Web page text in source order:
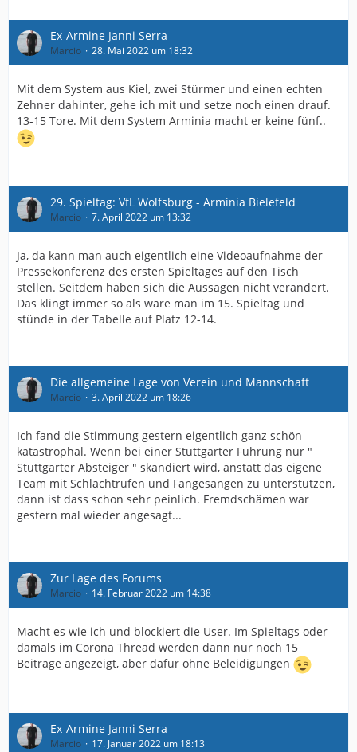
Ex-Armine Janni Serra
Marcio 28. Mai 2022 um 18:32
Mit dem System aus Kiel, zwei Stürmer und einen echten
Zehner dahinter, gehe ich mit und setze noch einen drauf.
13-15 Tore. Mit dem System Arminia macht er keine fünf..
29. Spieltag: VfL Wolfsburg - Arminia Bielefeld
Marcio 7. April 2022 um 13:32
Ja, da kann man auch eigentlich eine Videoaufnahme der
Pressekonferenz des ersten Spieltages auf den Tisch
stellen. Seitdem haben sich die Aussagen nicht verändert.
Das klingt immer so als wäre man im 15. Spieltag und
stünde in der Tabelle auf Platz 12-14.
Die allgemeine Lage von Verein und Mannschaft
Marcio 3. April 2022 um 18:26
Ich fand die Stimmung gestern eigentlich ganz schön
katastrophal. Wenn bei einer Stuttgarter Führung nur "
Stuttgarter Absteiger " skandiert wird, anstatt das eigene
Team mit Schlachtrufen und Fangesängen zu unterstützen,
dann ist dass schon sehr peinlich. Fremdschämen war
gestern mal wieder angesagt...
Zur Lage des Forums
Marcio 14. Februar 2022 um 14:38
Macht es wie ich und blockiert die User. Im Spieltags oder
damals im Corona Thread werden dann nur noch 15
Beiträge angezeigt, aber dafür ohne Beleidigungen
Ex-Armine Janni Serra
Marcio 17. Januar 2022 um 18:13